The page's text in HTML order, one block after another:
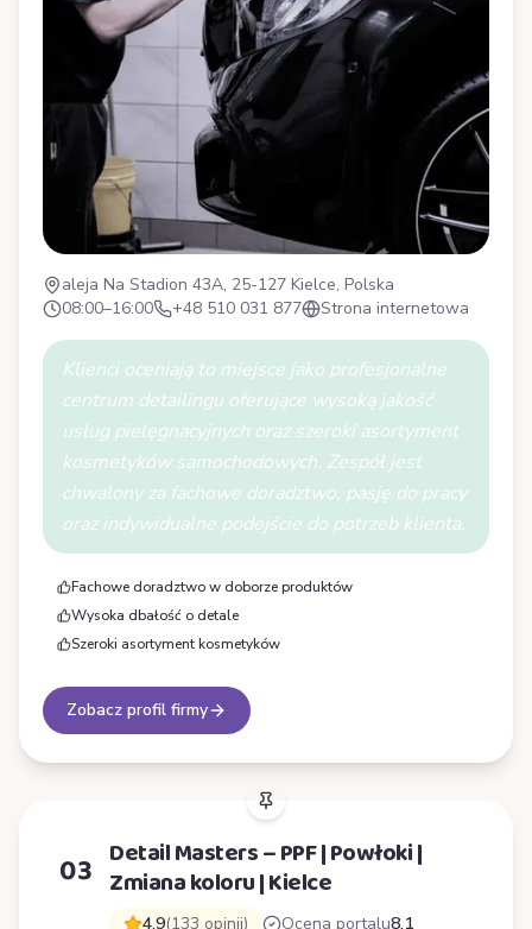
aleja Na Stadion 43A, 25-127 Kielce, Polska
08:00–16:00
+48 510 031 877 Strona internetowa
Klienci oceniają to miejsce jako profesjonalne
centrum detailingu oferujące wysoką jakość
usług pielęgnacyjnych oraz szeroki asortyment
kosmetyków samochodowych. Zespół jest
chwalony za fachowe doradztwo, pasję do pracy
oraz indywidualne podejście do potrzeb klienta.
Fachowe doradztwo w doborze produktów
Wysoka dbałość o detale
Szeroki asortyment kosmetyków
Zobacz profil firmy
03 Detail Masters – PPF | Powłoki |
Zmiana koloru | Kielce
4,9(133 opinii) Ocena portalu8,1